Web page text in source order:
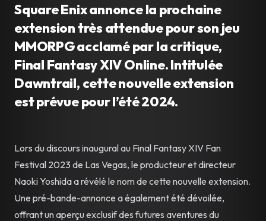
Square Enix annonce la prochaine
extension très attendue pour son jeu
MMORPG acclamé par la critique,
Final Fantasy XIV Online. Intitulée
Dawntrail, cette nouvelle extension
est prévue pour l’été 2024.
Lors du discours inaugural au Final Fantasy XIV Fan
Festival 2023 de Las Vegas, le producteur et directeur
Naoki Yoshida a révélé le nom de cette nouvelle extension.
Une pré-bande-annonce a également été dévoilée,
offrant un aperçu exclusif des futures aventures du